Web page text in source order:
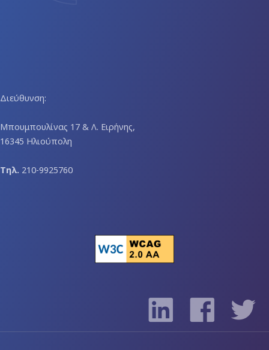
Διεύθυνση:
Μπουμπουλίνας 17 & Λ. Ειρήνης,
16345 Ηλιούπολη
Τηλ. 210-9925760